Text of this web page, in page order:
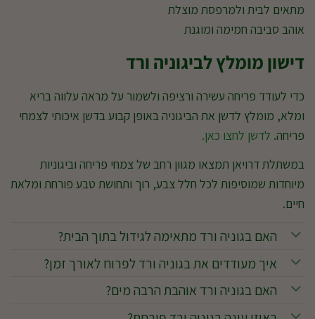
מתאים לבית ולמרפסת מוצלת
אוהב סביבה חמימה ומוגנת
דישון מומלץ לביגוניה ורד
כדי לעודד פריחה עשירה ורציפה ולשמור על מראה עלווה בריא
ומלא, מומלץ לדשן את הביגוניה באופן קבוע בדשן איכותי לצמחי
פריחה. לדשן לחצו כאן.
במשתלת דרויאן תמצאו מגוון רחב של צמחי פריחה וביגוניות
מיוחדות שמוסיפות לכל חלל צבע, רוך ותחושת טבע פורחת ומלאת
חיים.
האם בגוניה ורד מתאימה לגידול בתוך הבית?
איך מעודדים את בגוניה ורד לפרוח לאורך זמן?
האם בגוניה ורד אוהבת הרבה מים?